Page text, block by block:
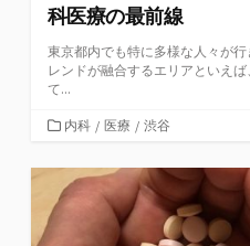
科医療の最前線
東京都内でも特に多様な人々が
レンドが融合するエリアといえ
て...
カ
ゴ
リ
内科 / 医療 / 渋谷